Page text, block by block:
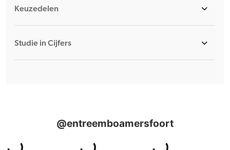
Keuzedelen
Studie in Cijfers